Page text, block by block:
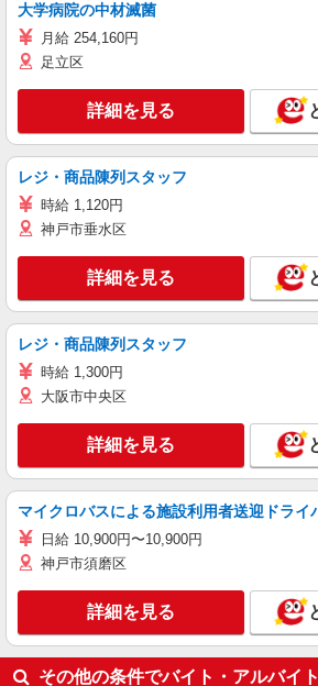
大学病院の中材滅菌
月給 254,160円
足立区
詳細を見る
レジ・商品陳列スタッフ
時給 1,120円
神戸市垂水区
詳細を見る
レジ・商品陳列スタッフ
時給 1,300円
大阪市中央区
詳細を見る
マイクロバスによる施設利用者送迎ドライ
日給 10,900円〜10,900円
神戸市須磨区
詳細を見る
その他の条件でバイト・アルバイ